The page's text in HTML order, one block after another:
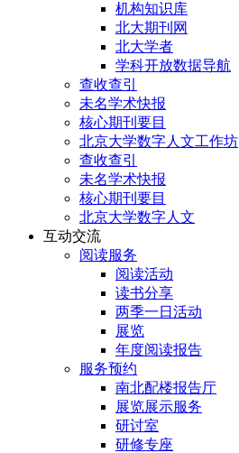
机构知识库
北大期刊网
北大学者
学科开放数据导航
查收查引
未名学术快报
核心期刊要目
北京大学数字人文工作坊
查收查引
未名学术快报
核心期刊要目
北京大学数字人文
互动交流
阅读服务
阅读活动
读书分享
两季一日活动
展览
年度阅读报告
服务预约
南北配楼报告厅
展览展示服务
研讨室
研修专座